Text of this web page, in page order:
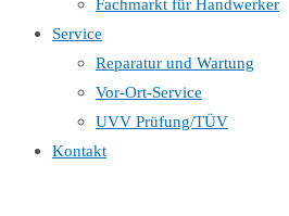
Fachmarkt für Handwerker
Service
Reparatur und Wartung
Vor-Ort-Service
UVV Prüfung/TÜV
Kontakt